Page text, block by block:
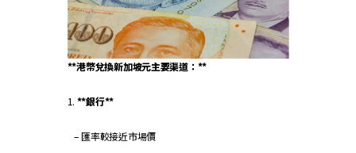
**港幣兌換新加坡元主要渠道：**
1. **銀行**
– 匯率較接近市場價